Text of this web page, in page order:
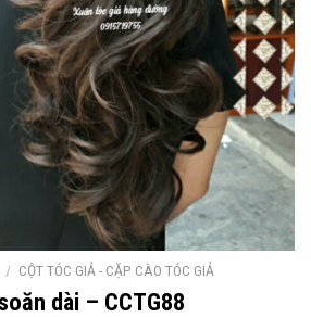
/ CỘT TÓC GIẢ - CẶP CÀO TÓC GIẢ
dài – CCTG88